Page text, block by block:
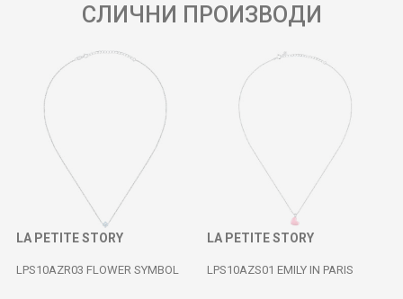
СЛИЧНИ ПРОИЗВОДИ
LA PETITE STORY
LPS10AZR03 FLOWER SYMBOL
LA PETITE STORY
LPS10AZS01 EMILY IN PARIS